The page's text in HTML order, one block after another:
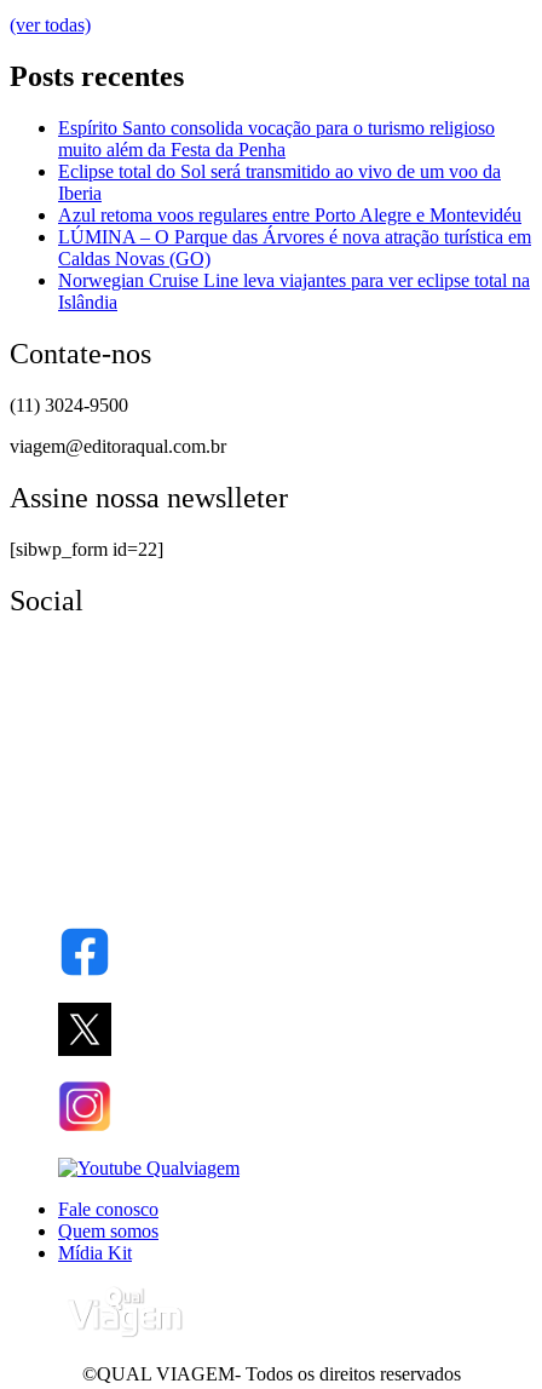
(ver todas)
Posts recentes
Espírito Santo consolida vocação para o turismo religioso
muito além da Festa da Penha
Eclipse total do Sol será transmitido ao vivo de um voo da
Iberia
Azul retoma voos regulares entre Porto Alegre e Montevidéu
LÚMINA – O Parque das Árvores é nova atração turística em
Caldas Novas (GO)
Norwegian Cruise Line leva viajantes para ver eclipse total na
Islândia
Contate-nos
(11) 3024-9500
viagem@editoraqual.com.br
Assine nossa newslleter
[sibwp_form id=22]
Social
Fale conosco
Quem somos
Mídia Kit
©QUAL VIAGEM- Todos os direitos reservados